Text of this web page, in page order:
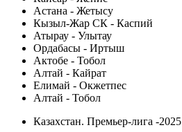
Астана - Жетысу
Кызыл-Жар СК - Каспий
Атырау - Улытау
Ордабасы - Иртыш
Актобе - Тобол
Алтай - Кайрат
Елимай - Окжетпес
Алтай - Тобол
Казахстан. Премьер-лига -2025